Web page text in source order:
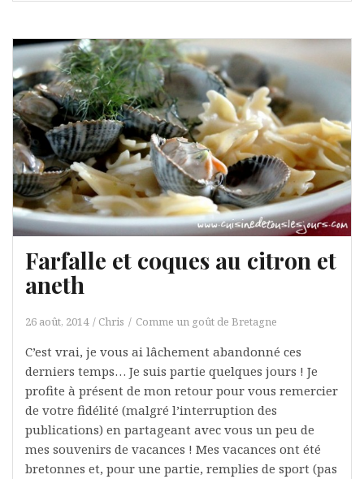
Farfalle et coques au citron et
aneth
26 août, 2014 Chris Comme un goût de Bretagne
C’est vrai, je vous ai lâchement abandonné ces
derniers temps… Je suis partie quelques jours ! Je
profite à présent de mon retour pour vous remercier
de votre fidélité (malgré l’interruption des
publications) en partageant avec vous un peu de
mes souvenirs de vacances ! Mes vacances ont été
bretonnes et, pour une partie, remplies de sport (pas